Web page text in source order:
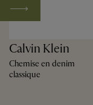
Calvin Klein
Chemise en denim
classique